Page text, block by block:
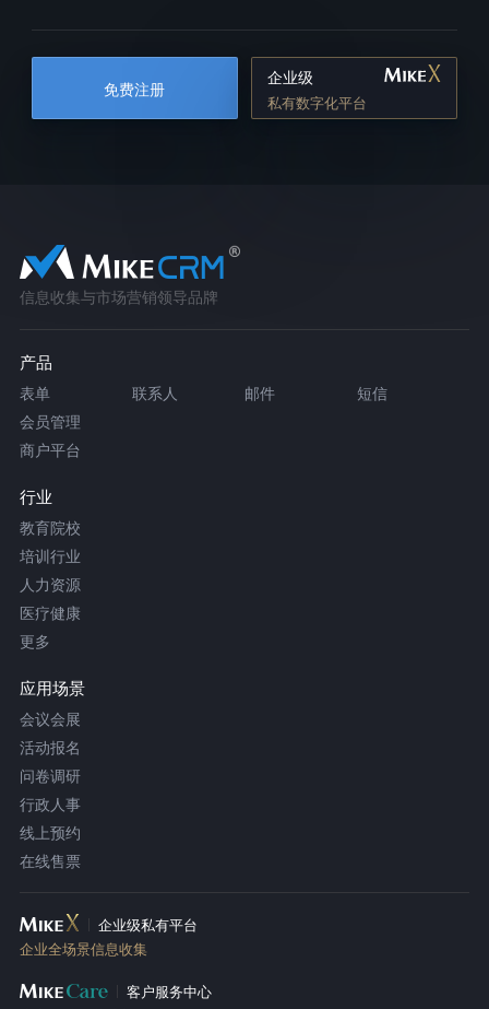
免费注册
企业级
私有数字化平台
信息收集与市场营销领导品牌
产品
表单 联系人 邮件
短信
会员管理
商户平台
行业
教育院校
培训行业
人力资源
医疗健康
更多
应用场景
会议会展
活动报名
问卷调研
行政人事
线上预约
在线售票
企业级私有平台
企业全场景信息收集
客户服务中心